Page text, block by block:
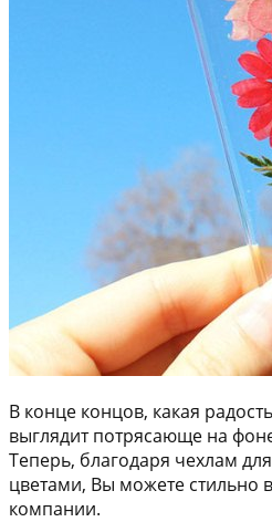
В конце концов, какая
выглядит потрясающе на
Теперь, благодаря чехлам
цветами, Вы можете стильно
компании.